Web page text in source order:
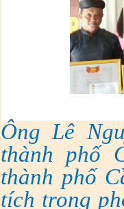
Ông Lê
thành phố
thành phố
tích trong